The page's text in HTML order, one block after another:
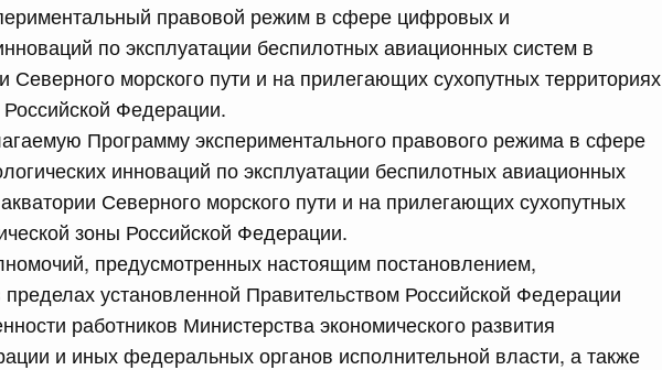
правовой режим в сфере цифровых и
по эксплуатации беспилотных авиационных систем в
Северного морского пути и на прилегающих сухопутных территориях
Федерации.
Программу экспериментального правового режима в сфере
инноваций по эксплуатации беспилотных авиационных
Северного морского пути и на прилегающих сухопутных
зоны Российской Федерации.
предусмотренных настоящим постановлением,
установленной Правительством Российской Федерации
работников Министерства экономического развития
и иных федеральных органов исполнительной власти, а также
Федерации от 23.07.2026 г. № 926
Правительством Российской Федерации и
трудовой деятельности граждан одного
Федерации от 23.07.2026 г. № 928
Российской Федерации от 20 июля 2011 г.
Федерации от 23.07.2026 г. № 929